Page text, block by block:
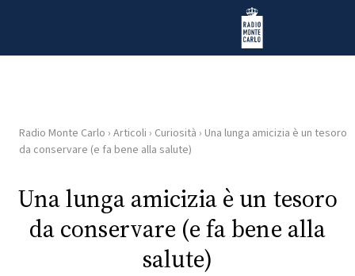
Radio Monte Carlo
HOME
RADIO
WEB
Radio Monte Carlo › Articoli › Curiosità › Una lunga amicizia è un tesoro
da conservare (e fa bene alla salute)
Una lunga amicizia è un tesoro
da conservare (e fa bene alla
salute)